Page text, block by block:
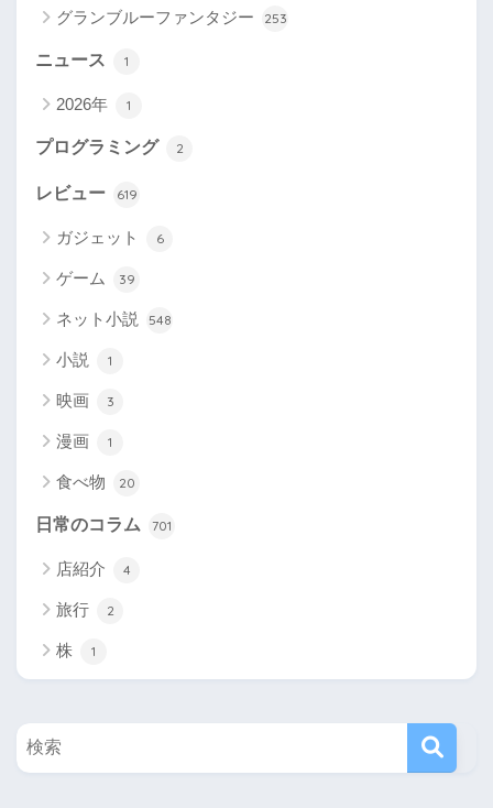
グランブルーファンタジー 253
ニュース 1
2026年 1
プログラミング 2
レビュー 619
ガジェット 6
ゲーム 39
ネット小説 548
小説 1
映画 3
漫画 1
食べ物 20
日常のコラム 701
店紹介 4
旅行 2
株 1